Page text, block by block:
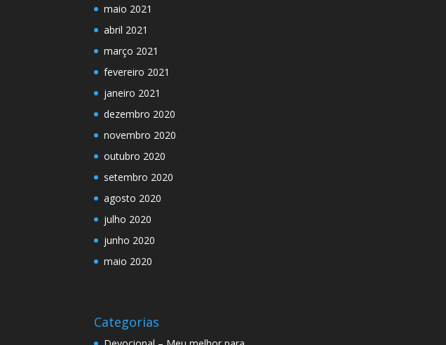
maio 2021
abril 2021
março 2021
fevereiro 2021
janeiro 2021
dezembro 2020
novembro 2020
outubro 2020
setembro 2020
agosto 2020
julho 2020
junho 2020
maio 2020
Categorias